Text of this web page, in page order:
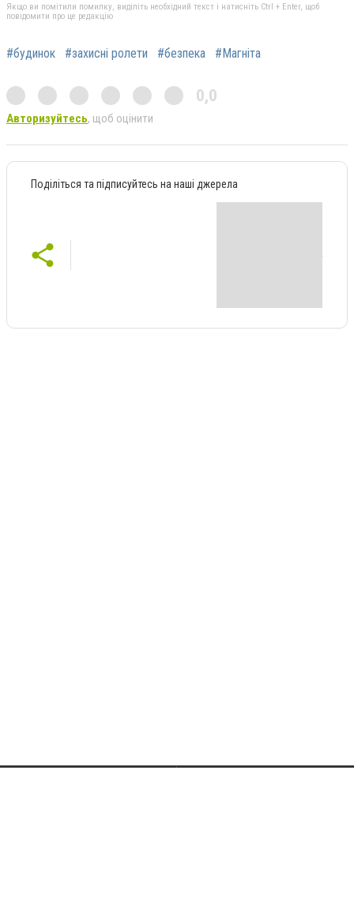
Якщо ви помітили помилку, виділіть необхідний текст і натисніть Ctrl + Enter, щоб
повідомити про це редакцію
#будинок #захисні ролети #безпека #Магніта
0,0
Авторизуйтесь, щоб оцінити
Поділіться та підписуйтесь на наші джерела